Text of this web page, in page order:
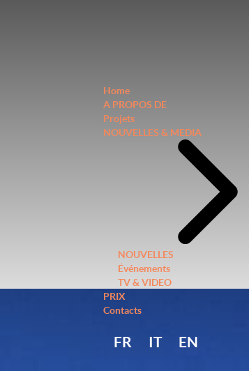
Home
A PROPOS DE
Projets
NOUVELLES & MEDIA
NOUVELLES
Événements
TV & VIDEO
PRIX
Contacts
FR IT EN